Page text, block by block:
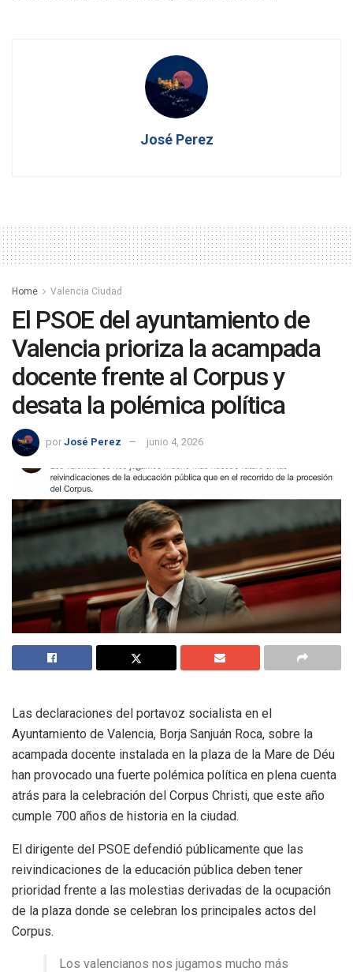
José Perez
Home Valencia Ciudad
El PSOE del ayuntamiento de
Valencia prioriza la acampada
docente frente al Corpus y
desata la polémica política
por José Perez junio 4, 2026
Las declaraciones del portavoz socialista en el
Ayuntamiento de Valencia, Borja Sanjuán Roca, sobre la
acampada docente instalada en la plaza de la Mare de Déu
han provocado una fuerte polémica política en plena cuenta
atrás para la celebración del Corpus Christi, que este año
cumple 700 años de historia en la ciudad.
El dirigente del PSOE defendió públicamente que las
reivindicaciones de la educación pública deben tener
prioridad frente a las molestias derivadas de la ocupación
de la plaza donde se celebran los principales actos del
Corpus.
Los valencianos nos jugamos mucho más